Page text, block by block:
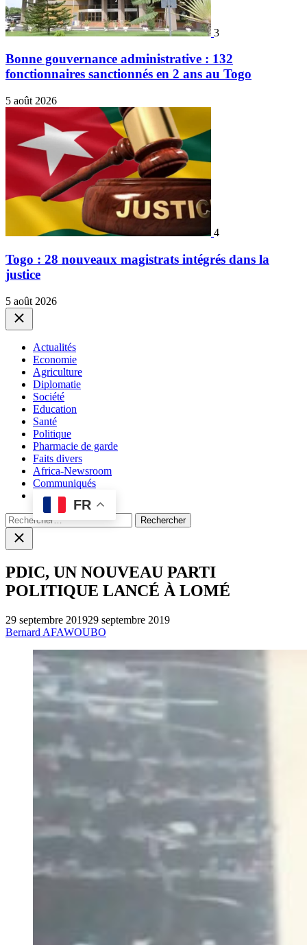
3
Bonne gouvernance administrative : 132
fonctionnaires sanctionnés en 2 ans au Togo
5 août 2026
4
Togo : 28 nouveaux magistrats intégrés dans la
justice
5 août 2026
Close
Actualités
Economie
Agriculture
Diplomatie
Société
Education
Santé
Politique
Pharmacie de garde
Faits divers
Africa-Newsroom
Communiqués
FR
Rechercher :
Close
search
PDIC, UN NOUVEAU PARTI
POLITIQUE LANCÉ À LOMÉ
29 septembre 201929 septembre 2019
Bernard AFAWOUBO